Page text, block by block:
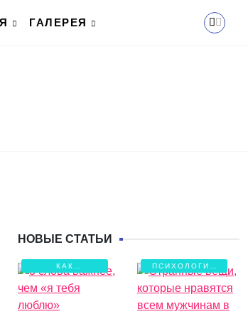
ГАЛЕРЕЯ
НОВЫЕ СТАТЬИ
КАК
СОХРАНИТЬ
ЛЮБОВЬ?
ПСИХОЛОГИЯ
ЛЮБВИ